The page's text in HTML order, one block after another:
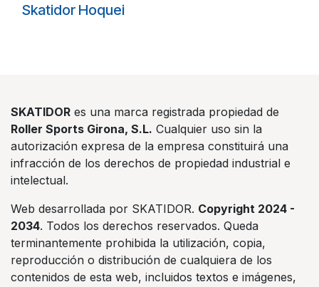
Skatidor Hoquei
SKATIDOR es una marca registrada propiedad de
Roller Sports Girona, S.L. Cualquier uso sin la
autorización expresa de la empresa constituirá una
infracción de los derechos de propiedad industrial e
intelectual.
Web desarrollada por SKATIDOR. Copyright 2024 -
2034. Todos los derechos reservados. Queda
terminantemente prohibida la utilización, copia,
reproducción o distribución de cualquiera de los
contenidos de esta web, incluidos textos e imágenes,